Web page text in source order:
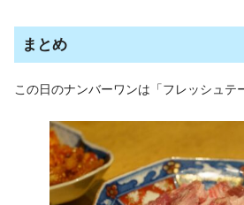
まとめ
この日のナンバーワンは「フレッシュテ